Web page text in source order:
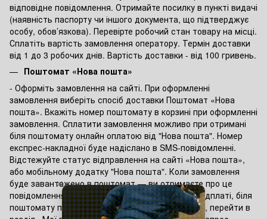
відповідне повідомлення. Отримайте посилку в пункті видачі
(наявність паспорту чи іншого документа, що підтверджує
особу, обов’язкова). Перевірте робочий стан товару на місці.
Сплатіть вартість замовлення оператору. Термін доставки
від 1 до 3 робочих днів. Вартість доставки - від 100 гривень.
Поштомат «Нова пошта»
- Оформіть замовлення на сайті. При оформленні
замовлення виберіть спосіб доставки Поштомат «Нова
пошта». Вкажіть номер поштомату в корзині при оформленні
замовлення. Сплатити замовлення можливо при отримані
біля поштомату онлайн оплатою від "Нова пошта". Номер
експрес-накладної буде надіслано в SMS-повідомленні.
Відстежуйте статус відправлення на сайті «Нова пошта»,
або мобільному додатку "Нова пошта". Коли замовлення
буде завантажено в поштомат — ви отримаєте про це
повідомлення. Якщо товар сплачувався по передплаті, біля
поштомату потрібно зайти в мобільний додаток, перейти в